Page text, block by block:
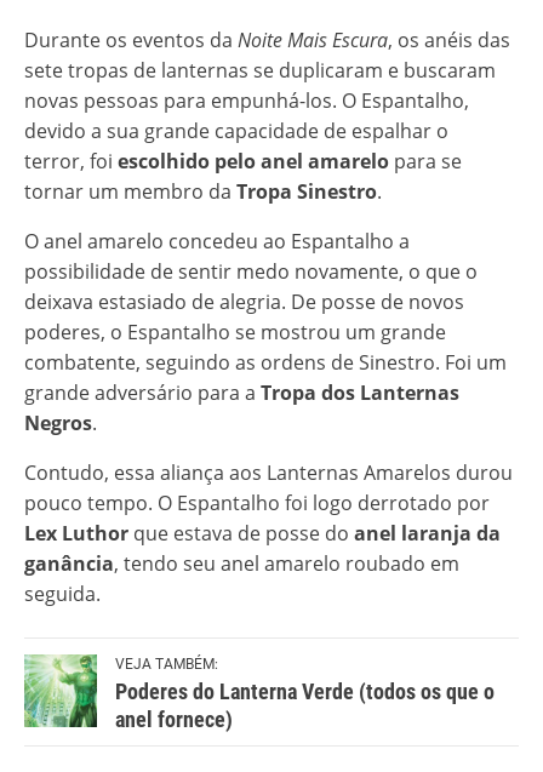
Durante os eventos da Noite Mais Escura, os anéis das
sete tropas de lanternas se duplicaram e buscaram
novas pessoas para empunhá-los. O Espantalho,
devido a sua grande capacidade de espalhar o
terror, foi escolhido pelo anel amarelo para se
tornar um membro da Tropa Sinestro.
O anel amarelo concedeu ao Espantalho a
possibilidade de sentir medo novamente, o que o
deixava estasiado de alegria. De posse de novos
poderes, o Espantalho se mostrou um grande
combatente, seguindo as ordens de Sinestro. Foi um
grande adversário para a Tropa dos Lanternas
Negros.
Contudo, essa aliança aos Lanternas Amarelos durou
pouco tempo. O Espantalho foi logo derrotado por
Lex Luthor que estava de posse do anel laranja da
ganância, tendo seu anel amarelo roubado em
seguida.
VEJA TAMBÉM:
Poderes do Lanterna Verde (todos os que o
anel fornece)